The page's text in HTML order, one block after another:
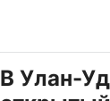
В Улан-